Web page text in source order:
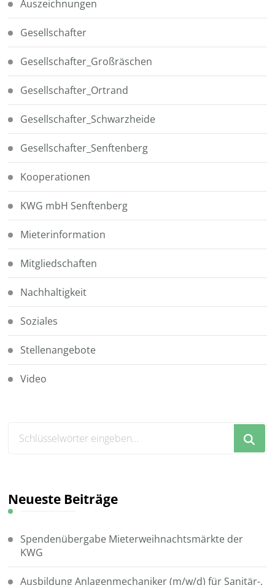
Auszeichnungen
Gesellschafter
Gesellschafter_Großräschen
Gesellschafter_Ortrand
Gesellschafter_Schwarzheide
Gesellschafter_Senftenberg
Kooperationen
KWG mbH Senftenberg
Mieterinformation
Mitgliedschaften
Nachhaltigkeit
Soziales
Stellenangebote
Video
du
Neueste Beiträge
Spendenübergabe Mieterweihnachtsmärkte der
KWG
Ausbildung Anlagenmechaniker (m/w/d) für Sanitär-,